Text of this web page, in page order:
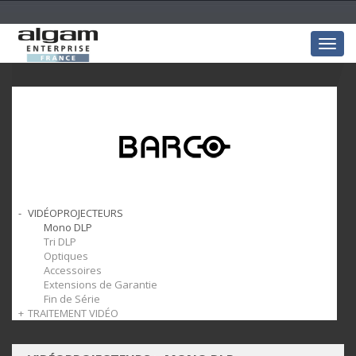
VIDÉOPROJECTEURS
Mono DLP
Tri DLP
Optiques
Accessoires
Extensions de Garantie
Fin de Série
TRAITEMENT VIDÉO
Cartes I/O